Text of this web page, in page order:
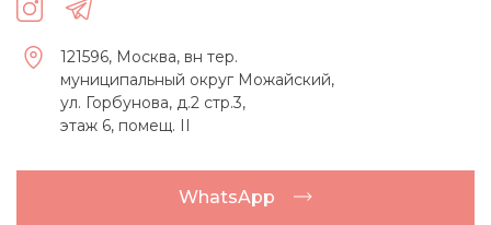
121596, Москва, вн тер.
муниципальный округ Можайский,
ул. Горбунова, д.2 стр.3,
этаж 6, помещ. II
WhatsApp